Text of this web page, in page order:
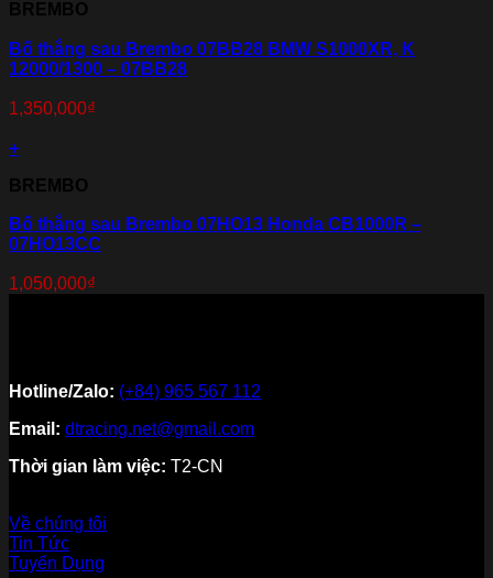
BREMBO
Bố thắng sau Brembo 07BB28 BMW S1000XR, K
12000/1300 – 07BB28
1,350,000₫
+
BREMBO
Bố thắng sau Brembo 07HO13 Honda CB1000R –
07HO13CC
1,050,000₫
Hotline/Zalo: (+84) 965 567 112
Email: dtracing.net@gmail.com
Thời gian làm việc: T2-CN
Về chúng tôi
Tin Tức
Tuyển Dụng